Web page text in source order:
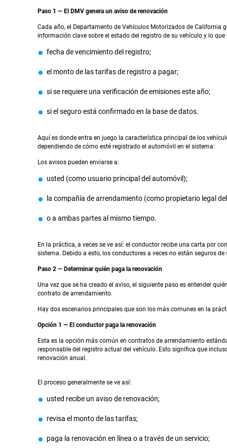
Paso 1 — El DMV genera un aviso de renovación
Cada año, el Departamento de Vehículos Motorizados de
información clave sobre el estado del registro de su vehículo y lo
fecha de vencimiento del registro;
el monto de las tarifas de registro a pagar;
si se requiere una verificación de emisiones este año;
si el seguro está confirmado en la base de datos.
Aquí es donde entra en juego la característica principal de los
dependiendo de cómo esté registrado el automóvil en el sistema:
Los avisos pueden enviarse a:
usted (como usuario principal del automóvil);
la compañía de arrendamiento (como propietario legal
o a ambas partes al mismo tiempo.
En la práctica, a veces se ve así: el conductor recibe una carta por
sistema. Debido a esto, los conductores a veces no están seguros
Paso 2 — Determinar quién paga la renovación
Una vez que se ha creado el aviso, el siguiente paso es entender
contrato de arrendamiento.
Hay dos escenarios principales que son los más comunes en la
Opción 1 — El conductor paga la renovación
Esta es la opción más común en contratos de arrendamiento
responsable del registro actual del vehículo. Esto significa que
renovación anual.
El proceso generalmente se ve así:
usted recibe un aviso de renovación;
revisa el monto de las tarifas;
paga la renovación en línea o a través de un servicio;